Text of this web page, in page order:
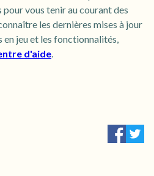
vous tenir au courant des
les dernières mises à jour
en jeu et les fonctionnalités,
d'aide.